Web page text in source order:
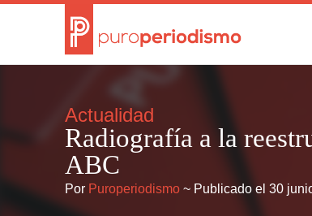
Actualidad
Radiografía a la
ABC
Por Puroperiodismo ~ Publicado el 30